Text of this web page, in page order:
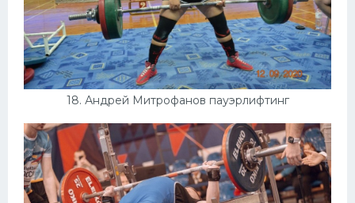
18. Андрей Митрофанов пауэрлифтинг